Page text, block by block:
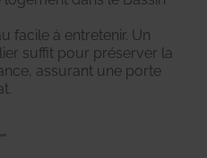
facile à entretenir. Un
suffit pour préserver la
assurant une porte